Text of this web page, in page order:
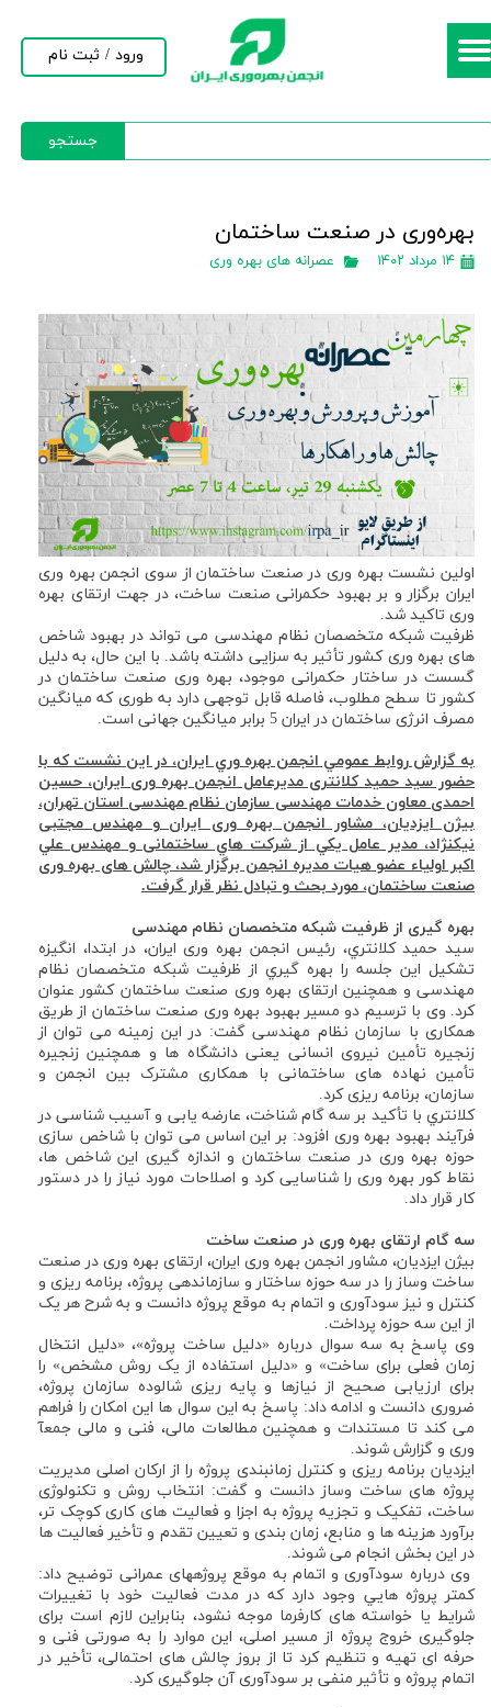
جستجو
ورود / ثبت نام
حساب کاربری من
بهره‌وری در صنعت ساختمان
۱۴ مرداد ۱۴۰۲ عصرانه های بهره وری
اولين نشست بهره وری در صنعت ساختمان از سوی انجمن بهره وری
ايران برگزار و بر بهبود حکمرانی صنعت ساخت، در جهت ارتقای بهره
وری تاکید شد.
ظرفیت شبکه متخصصان نظام مهندسی می تواند در بهبود شاخص
های بهره وری کشور تأثیر به سزایی داشته باشد. با این حال، به دلیل
گسست در ساختار حکمرانی موجود، بهره وری صنعت ساختمان در
کشور تا سطح مطلوب، فاصله قابل توجهی دارد به طوری که میانگین
مصرف انرژی ساختمان در ایران 5 برابر میانگین جهانی است.
به گزارش روابط عمومي انجمن بهره وري ايران، در این نشست که با
حضور سید حمید کلانتری مديرعامل انجمن بهره وری ایران، حسین
احمدی معاون خدمات مهندسی سازمان نظام مهندسی استان تهران،
بیژن ایزدیان، مشاور انجمن بهره وری ایران و مهندس مجتبی
نیکنژاد، مدیر عامل يكي از شرکت هاي ساختمانی و مهندس علي
اكبر اولیاء عضو هیات مدیره انجمن برگزار شد، چالش های بهره وری
صنعت ساختمان، مورد بحث و تبادل نظر قرار گرفت.
بهره گیری از ظرفیت شبکه متخصصان نظام مهندسی
سید حمید كلانتري، رئیس انجمن بهره وری ایران، در ابتدا، انگیزه
تشکیل این جلسه را بهره گيري از ظرفیت شبکه متخصصان نظام
مهندسی و همچنین ارتقای بهره وری صنعت ساختمان کشور عنوان
کرد. وی با ترسیم دو مسیر بهبود بهره وری صنعت ساختمان از طریق
همکاری با سازمان نظام مهندسی گفت: در این زمینه می توان از
زنجیره تأمین نیروی انسانی یعنی دانشگاه ها و همچنین زنجیره
تأمین نهاده های ساختمانی با همکاری مشترک بین انجمن و
سازمان، برنامه ریزی کرد.
كلانتري با تأکید بر سه گام شناخت، عارضه یابی و آسیب شناسی در
فرآیند بهبود بهره وری افزود: بر این اساس می توان با شاخص سازی
حوزه بهره وری در صنعت ساختمان و اندازه گیری این شاخص ها،
نقاط کور بهره وری را شناسایی کرد و اصلاحات مورد نیاز را در دستور
کار قرار داد.
سه گام ارتقای بهره وری در صنعت ساخت
بیژن ایزدیان، مشاور انجمن بهره وری ایران، ارتقای بهره وری در صنعت
ساخت وساز را در سه حوزه ساختار و سازماندهی پروژه، برنامه ریزی و
کنترل و نیز سودآوری و اتمام به موقع پروژه دانست و به شرح هر یک
از این سه حوزه پرداخت.
وی پاسخ به سه سوال درباره «دلیل ساخت پروژه»، «دلیل انتخال
زمان فعلی برای ساخت» و «دلیل استفاده از یک روش مشخص» را
برای ارزیابی صحیح از نیازها و پایه ریزی شالوده سازمان پروژه،
ضروری دانست و ادامه داد: پاسخ به این سوال ها این امکان را فراهم
می کند تا مستندات و همچنین مطالعات مالی، فنی و مالی جمعآ
وری و گزارش شوند.
ایزدیان برنامه ریزی و کنترل زمانبندی پروژه را از ارکان اصلی مدیریت
پروژه های ساخت وساز دانست و گفت: انتخاب روش و تکنولوژی
ساخت، تفکیک و تجزیه پروژه به اجزا و فعالیت های کاری کوچک تر،
برآورد هزینه ها و منابع، زمان بندی و تعیین تقدم و تأخیر فعالیت ها
در این بخش انجام می شوند.
وی درباره سودآوری و اتمام به موقع پروژههای عمرانی توضیح داد:
کمتر پروژه هایي وجود دارد که در مدت فعالیت خود با تغییرات
شرایط یا خواسته های کارفرما موجه نشود، بنابراین لازم است برای
جلوگیری خروج پروژه از مسیر اصلی، این موارد را به صورتی فنی و
حرفه ای تهیه و تنظیم کرد تا از بروز چالش های احتمالی، تأخیر در
اتمام پروژه و تأثیر منفی بر سودآوری آن جلوگیری كرد.